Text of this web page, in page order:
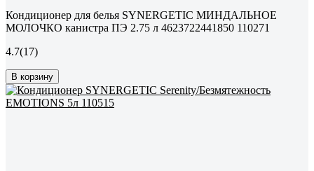
Кондиционер для белья SYNERGETIC МИНДАЛЬНОЕ
МОЛОЧКО канистра ПЭ 2.75 л 4623722441850 110271
4.7(17)
В корзину